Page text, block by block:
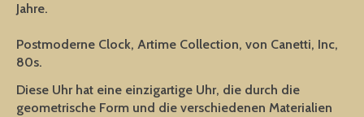
Jahre.
Postmoderne Clock, Artime Collection, von Canetti, Inc,
80s.
Diese Uhr hat eine einzigartige Uhr, die durch die
geometrische Form und die verschiedenen Materialien